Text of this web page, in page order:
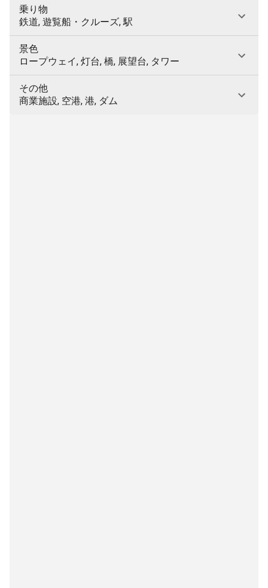
乗り物
鉄道, 遊覧船・クルーズ, 駅
景色
ロープウェイ, 灯台, 橋, 展望台, タワー
その他
商業施設, 空港, 港, ダム